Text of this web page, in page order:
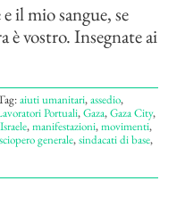
il mio sangue, se
è vostro. Insegnate ai
aiuti umanitari,assedio,
Portuali,Gaza,Gaza City,
Israele,manifestazioni,movimenti,
sciopero generale,sindacati di base,